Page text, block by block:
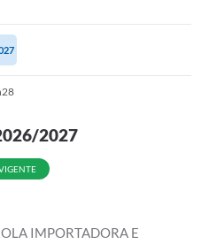
2027
IMPORTADORA E